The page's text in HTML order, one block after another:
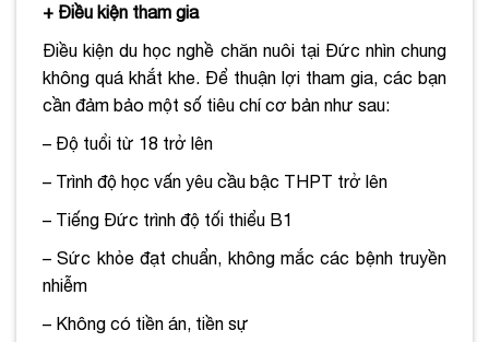
+ Điều kiện tham gia
Điều kiện du học nghề chăn nuôi tại Đức nhìn chung
không quá khắt khe. Để thuận lợi tham gia, các bạn
cần đảm bảo một số tiêu chí cơ bản như sau:
– Độ tuổi từ 18 trở lên
– Trình độ học vấn yêu cầu bậc THPT trở lên
– Tiếng Đức trình độ tối thiểu B1
– Sức khỏe đạt chuẩn, không mắc các bệnh truyền
nhiễm
– Không có tiền án, tiền sự